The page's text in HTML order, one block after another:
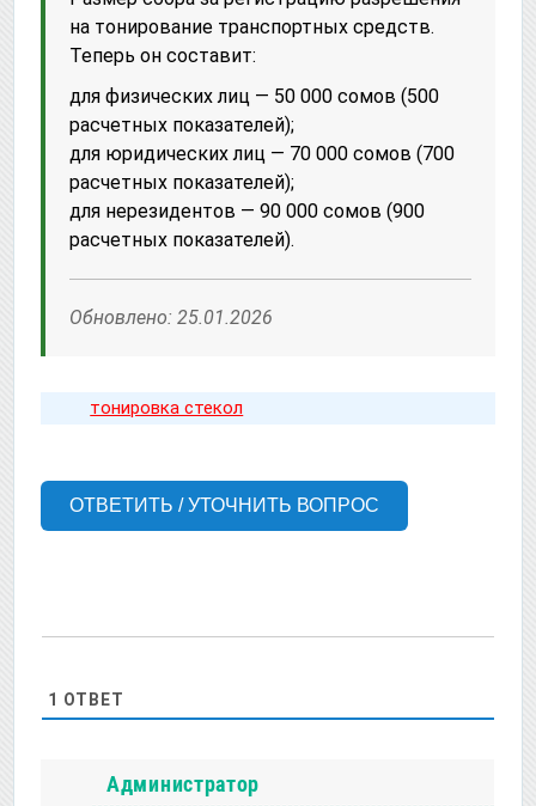
на тонирование транспортных средств.
Теперь он составит:
для физических лиц — 50 000 сомов (500
расчетных показателей);
для юридических лиц — 70 000 сомов (700
расчетных показателей);
для нерезидентов — 90 000 сомов (900
расчетных показателей).
Обновлено: 25.01.2026
тонировка стекол
ОТВЕТИТЬ / УТОЧНИТЬ ВОПРОС
1 ОТВЕТ
Администратор